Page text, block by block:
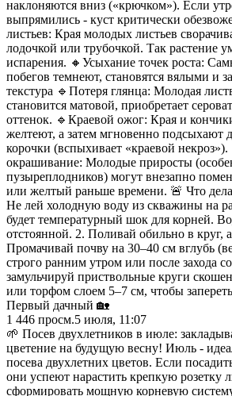
наклоняются вниз («крючком»). Если
выпрямились - куст критически
листьев: Края молодых листьев
лодочкой или трубочкой. Так растение
испарения. 🔸Усыхание точек роста:
побегов темнеют, становятся вялыми и
текстура 🔹Потеря глянца: Молодая
становится матовой, приобретает
оттенок. 🔹Краевой ожог: Края и
желтеют, а затем мгновенно подсыхают
корочки (вспыхивает «краевой
окрашивание: Молодые приросты
пузыреплодников) могут внезапно
или желтый раньше времени. 🚨 Что
Не лей холодную воду из скважины на
будет температурный шок для корней.
отстоянной. 2. Поливай обильно в круг,
Промачивай почву на 30–40 см вглубь
строго ранним утром или после захода
замульчируй приствольные круги
или торфом слоем 5–7 см, чтобы
Первый дачный 🏡
1 446 просм.5 июля, 11:07
🌱 Посев двухлетников в июле:
цветение на будущую весну! Июль -
посева двухлетних цветов. Если
они успеют нарастить крепкую розетку
сформировать мощную корневую